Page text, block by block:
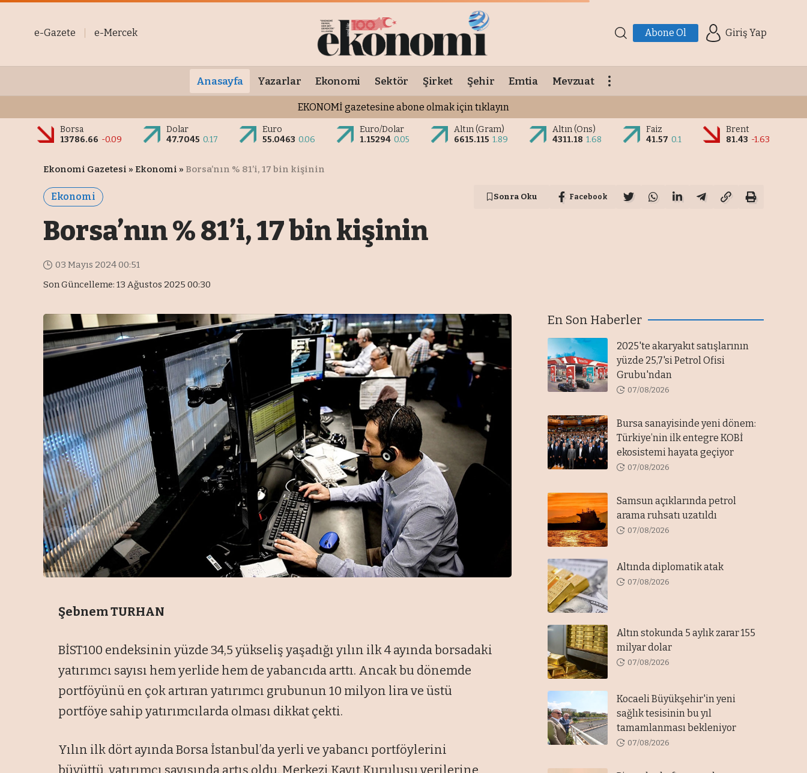
e-Gazete e-Mercek Abone Ol Giriş Yap
Anasayfa Yazarlar Ekonomi Sektör Şirket Şehir Emtia Mevzuat
EKONOMİ gazetesine abone olmak için tıklayın
Borsa
13786.66 -0.09
Dolar
47.7045 0.17
Euro
55.0463 0.06
Euro/Dolar
1.15294 0.05
Altın (Gram)
6615.115 1.89
Altın (Ons)
4311.18 1.68
Faiz
41.57 0.1
Brent
81.43 -1.63
Ekonomi Gazetesi » Ekonomi » Borsa’nın % 81’i, 17 bin kişinin
Ekonomi Sonra Oku Facebook
Borsa’nın % 81’i, 17 bin kişinin
Son Güncelleme: 13 Ağustos 2025 00:30
03 Mayıs 2024 00:51
Şebnem TURHAN
BİST100 endeksinin yüzde 34,5 yükseliş yaşadığı yılın ilk 4 ayında borsadaki
yatırımcı sayısı hem yerlide hem de yabancıda arttı. Ancak bu dönemde
portföyünü en çok artıran yatırımcı grubunun 10 milyon lira ve üstü
portföye sahip yatırımcılarda olması dikkat çekti.
Yılın ilk dört ayında Borsa İstanbul’da yerli ve yabancı portföylerini
büyüttü, yatırımcı sayısında artış oldu. Merkezi Kayıt Kuruluşu verilerine
En Son Haberler
2025'te akaryakıt satışlarının
yüzde 25,7'si Petrol Ofisi
Grubu'ndan
07/08/2026
Bursa sanayisinde yeni dönem:
Türkiye’nin ilk entegre KOBİ
ekosistemi hayata geçiyor
07/08/2026
Samsun açıklarında petrol
arama ruhsatı uzatıldı
07/08/2026
Altında diplomatik atak
07/08/2026
Altın stokunda 5 aylık zarar 155
milyar dolar
07/08/2026
Kocaeli Büyükşehir'in yeni
sağlık tesisinin bu yıl
tamamlanması bekleniyor
07/08/2026